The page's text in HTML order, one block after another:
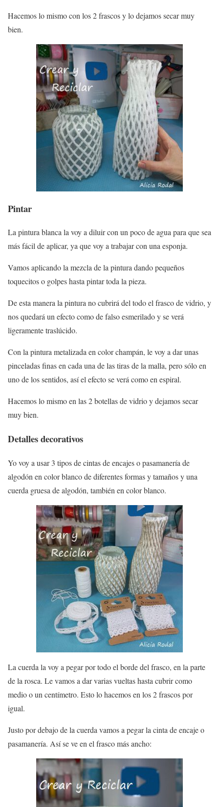
Hacemos lo mismo con los 2 frascos y lo dejamos secar muy
bien.
Pintar
La pintura blanca la voy a diluir con un poco de agua para que sea
más fácil de aplicar, ya que voy a trabajar con una esponja.
Vamos aplicando la mezcla de la pintura dando pequeños
toquecitos o golpes hasta pintar toda la pieza.
De esta manera la pintura no cubrirá del todo el frasco de vidrio, y
nos quedará un efecto como de falso esmerilado y se verá
ligeramente traslúcido.
Con la pintura metalizada en color champán, le voy a dar unas
pinceladas finas en cada una de las tiras de la malla, pero sólo en
uno de los sentidos, así el efecto se verá como en espiral.
Hacemos lo mismo en las 2 botellas de vidrio y dejamos secar
muy bien.
Detalles decorativos
Yo voy a usar 3 tipos de cintas de encajes o pasamanería de
algodón en color blanco de diferentes formas y tamaños y una
cuerda gruesa de algodón, también en color blanco.
La cuerda la voy a pegar por todo el borde del frasco, en la parte
de la rosca. Le vamos a dar varias vueltas hasta cubrir como
medio o un centímetro. Esto lo hacemos en los 2 frascos por
igual.
Justo por debajo de la cuerda vamos a pegar la cinta de encaje o
pasamanería. Así se ve en el frasco más ancho: